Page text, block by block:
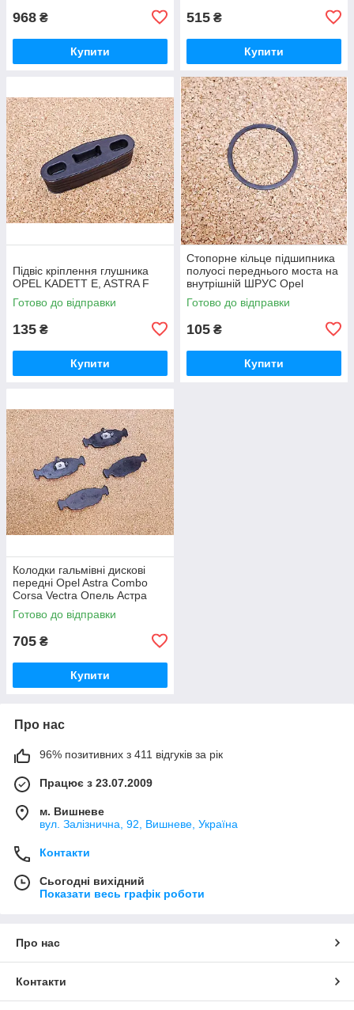
968 ₴
Купити
515 ₴
Купити
Підвіс кріплення глушника
OPEL KADETT E, ASTRA F
Готово до відправки
135 ₴
Купити
Стопорне кільце підшипника
полуосі переднього моста на
внутрішній ШРУС Opel
Frontera Опель Фронтера
Готово до відправки
105 ₴
Купити
Колодки гальмівні дискові
передні Opel Astra Combo
Corsa Vectra Опель Астра
Комбо Корса Вектра
Готово до відправки
705 ₴
Купити
Про нас
96% позитивних з 411 відгуків за рік
Працює з 23.07.2009
м. Вишневе
вул. Залізнична, 92, Вишневе, Україна
Контакти
Сьогодні вихідний
Показати весь графік роботи
Про нас
Контакти